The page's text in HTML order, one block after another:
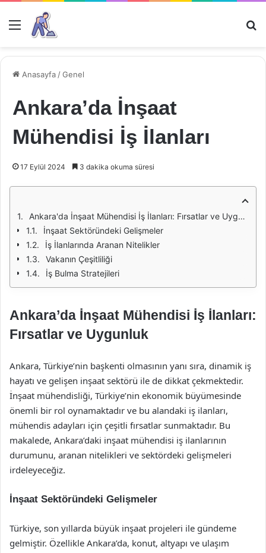
Menü
Anasayfa /Genel
Ankara’da İnşaat
Mühendisi İş İlanları
17 Eylül 2024 3 dakika okuma süresi
Ankara'da İnşaat Mühendisi İş İlanları: Fırsatlar ve Uygunluk
İnşaat Sektöründeki Gelişmeler
İş İlanlarında Aranan Nitelikler
Vakanın Çeşitliliği
İş Bulma Stratejileri
Ankara’da İnşaat Mühendisi İş İlanları:
Fırsatlar ve Uygunluk
Ankara, Türkiye’nin başkenti olmasının yanı sıra, dinamik iş
hayatı ve gelişen inşaat sektörü ile de dikkat çekmektedir.
İnşaat mühendisliği, Türkiye’nin ekonomik büyümesinde
önemli bir rol oynamaktadır ve bu alandaki iş ilanları,
mühendis adayları için çeşitli fırsatlar sunmaktadır. Bu
makalede, Ankara’daki inşaat mühendisi iş ilanlarının
durumunu, aranan nitelikleri ve sektördeki gelişmeleri
irdeleyeceğiz.
İnşaat Sektöründeki Gelişmeler
Türkiye, son yıllarda büyük inşaat projeleri ile gündeme
gelmiştir. Özellikle Ankara’da, konut, altyapı ve ulaşım